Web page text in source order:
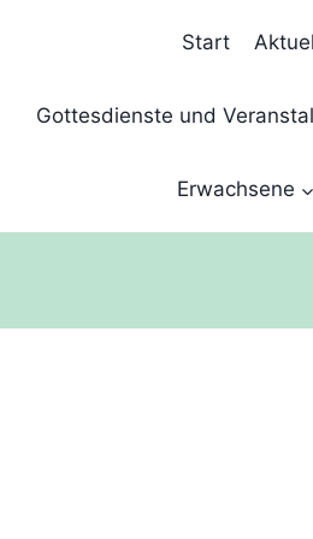
Start
Gottesdienste und
Erwachsene